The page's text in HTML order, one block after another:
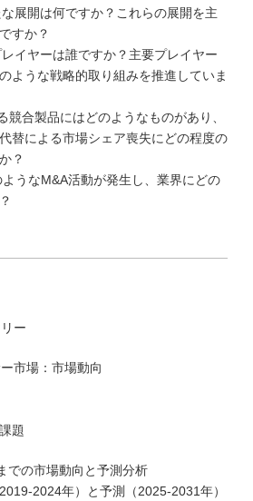
展開は何ですか？これらの展開を主
すか？
イヤーは誰ですか？主要プレイヤー
ような戦略的取り組みを推進していま
競合製品にはどのようなものがあり、
替による市場シェア喪失にどの程度の
？
うなM&A活動が発生し、業界にどの
ー
市場：市場動向
題
での市場動向と予測分析
2024年）と予測（2025-2031年）